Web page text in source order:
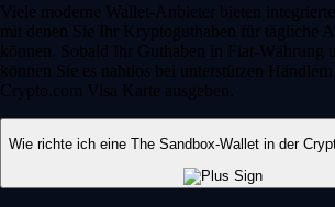
Viele moderne Wallet-Anbieter bieten
mit denen Sie Ihr Kryptoguthaben für tägliche
können. Sobald Ihr Guthaben in Fiat-Währung
können Sie es nahtlos bei unterstützen
Crypto.com Visa Karte ausgeben.
Wie richte ich eine The Sandbox-Wallet in der